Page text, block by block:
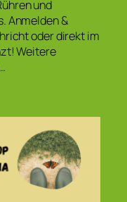
und
Anmelden &
oder direkt im
Weitere